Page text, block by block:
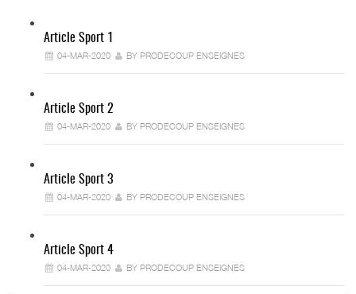
Article Sport 1
04-MAR-2020 BY PRODECOUP ENSEIGNES
Article Sport 2
04-MAR-2020 BY PRODECOUP ENSEIGNES
Article Sport 3
04-MAR-2020 BY PRODECOUP ENSEIGNES
Article Sport 4
04-MAR-2020 BY PRODECOUP ENSEIGNES